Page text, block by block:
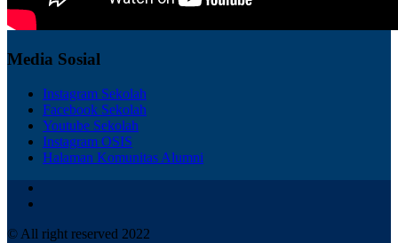
Media Sosial
Instagram Sekolah
Facebook Sekolah
Youtube Sekolah
Instagram OSIS
Halaman Komunitas Alumni
© All right reserved 2022